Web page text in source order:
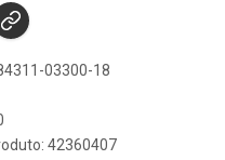
03300-18
42360407